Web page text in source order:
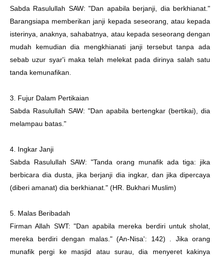
Sabda Rasulullah SAW: "Dan apabila berjanji, dia berkhianat."
Barangsiapa memberikan janji kepada seseorang, atau kepada
isterinya, anaknya, sahabatnya, atau kepada seseorang dengan
mudah kemudian dia mengkhianati janji tersebut tanpa ada
sebab uzur syar'i maka telah melekat pada dirinya salah satu
tanda kemunafikan.
3. Fujur Dalam Pertikaian
Sabda Rasulullah SAW: "Dan apabila bertengkar (bertikai), dia
melampau batas."
4. Ingkar Janji
Sabda Rasulullah SAW: "Tanda orang munafik ada tiga: jika
berbicara dia dusta, jika berjanji dia ingkar, dan jika dipercaya
(diberi amanat) dia berkhianat." (HR. Bukhari Muslim)
5. Malas Beribadah
Firman Allah SWT: "Dan apabila mereka berdiri untuk sholat,
mereka berdiri dengan malas." (An-Nisa': 142) . Jika orang
munafik pergi ke masjid atau surau, dia menyeret kakinya